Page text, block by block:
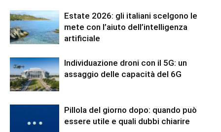
Estate 2026: gli italiani scelgono le
mete con l’aiuto dell’intelligenza
artificiale
Individuazione droni con il 5G: un
assaggio delle capacità del 6G
Pillola del giorno dopo: quando può
essere utile e quali dubbi chiarire